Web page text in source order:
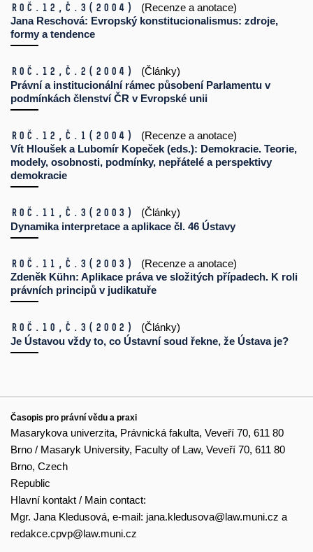
Roč.12, č.3 (2004)
(Recenze a anotace)
Jana Reschová: Evropský konstitucionalismus: zdroje,
formy a tendence
Roč.12, č.2 (2004)
(Články)
Právní a institucionální rámec působení Parlamentu v
podmínkách členství ČR v Evropské unii
Roč.12, č.1 (2004)
(Recenze a anotace)
Vít Hloušek a Lubomír Kopeček (eds.): Demokracie. Teorie,
modely, osobnosti, podmínky, nepřátelé a perspektivy
demokracie
Roč.11, č.3 (2003)
(Články)
Dynamika interpretace a aplikace čl. 46 Ústavy
Roč.11, č.3 (2003)
(Recenze a anotace)
Zdeněk Kühn: Aplikace práva ve složitých případech. K roli
právních principů v judikatuře
Roč.10, č.3 (2002)
(Články)
Je Ústavou vždy to, co Ústavní soud řekne, že Ústava je?
Časopis pro právní vědu a praxi
Masarykova univerzita, Právnická fakulta, Veveří 70, 611 80
Brno / Masaryk University, Faculty of Law, Veveří 70, 611 80
Brno, Czech
Republic
Hlavní kontakt / Main contact:
Mgr. Jana Kledusová, e-mail: jana.kledusova@law.muni.cz a
redakce.cpvp@law.muni.cz